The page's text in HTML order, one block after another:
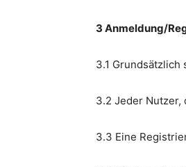
3 Anmeldung/
3.1
3.2 Jeder
3.3 Eine